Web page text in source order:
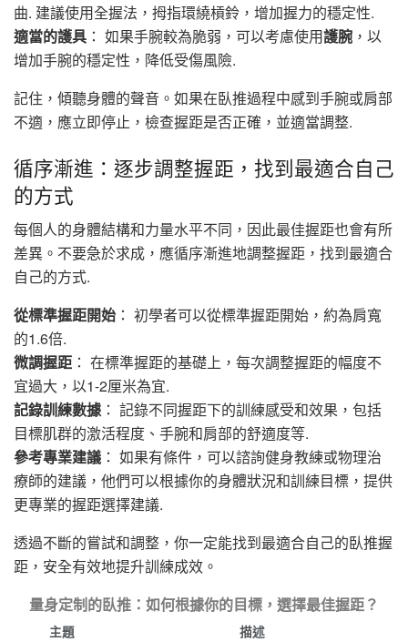
曲. 建議使用全握法，拇指環繞槓鈴，增加握力的穩定性.
適當的護具 ： 如果手腕較為脆弱，可以考慮使用護腕 ，以
增加手腕的穩定性，降低受傷風險.
記住，傾聽身體的聲音。如果在臥推過程中感到手腕或肩部
不適，應立即停止，檢查握距是否正確，並適當調整.
循序漸進：逐步調整握距，找到最適合自己
的方式
每個人的身體結構和力量水平不同，因此最佳握距也會有所
差異。不要急於求成，應循序漸進地調整握距，找到最適合
自己的方式.
從標準握距開始 ： 初學者可以從標準握距開始，約為肩寬
的1.6倍.
微調握距 ： 在標準握距的基礎上，每次調整握距的幅度不
宜過大，以1-2厘米為宜.
記錄訓練數據 ： 記錄不同握距下的訓練感受和效果，包括
目標肌群的激活程度、手腕和肩部的舒適度等.
參考專業建議 ： 如果有條件，可以諮詢健身教練或物理治
療師的建議，他們可以根據你的身體狀況和訓練目標，提供
更專業的握距選擇建議.
透過不斷的嘗試和調整，你一定能找到最適合自己的臥推握
距，安全有效地提升訓練成效。
量身定制的臥推：如何根據你的目標，選擇最佳握距？
主題
描述